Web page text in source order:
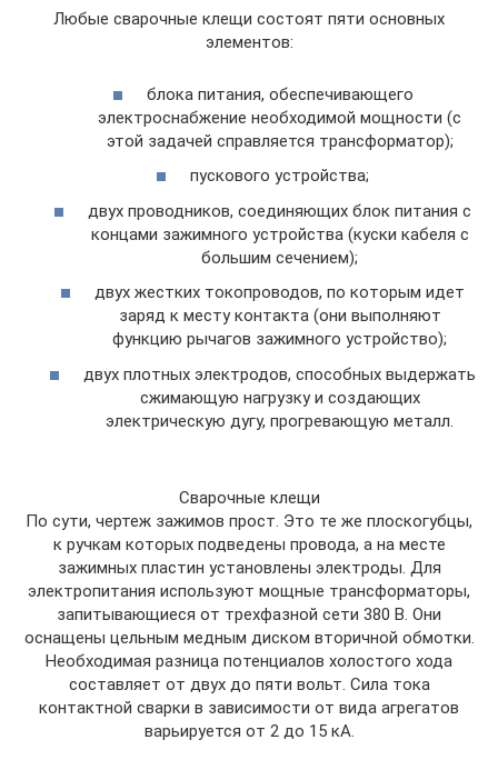
Любые сварочные клещи состоят пяти основных
элементов:
блока питания, обеспечивающего
электроснабжение необходимой мощности (с
этой задачей справляется трансформатор);
пускового устройства;
двух проводников, соединяющих блок питания с
концами зажимного устройства (куски кабеля с
большим сечением);
двух жестких токопроводов, по которым идет
заряд к месту контакта (они выполняют
функцию рычагов зажимного устройство);
двух плотных электродов, способных выдержать
сжимающую нагрузку и создающих
электрическую дугу, прогревающую металл.
Сварочные клещи
По сути, чертеж зажимов прост. Это те же плоскогубцы,
к ручкам которых подведены провода, а на месте
зажимных пластин установлены электроды. Для
электропитания используют мощные трансформаторы,
запитывающиеся от трехфазной сети 380 В. Они
оснащены цельным медным диском вторичной обмотки.
Необходимая разница потенциалов холостого хода
составляет от двух до пяти вольт. Сила тока
контактной сварки в зависимости от вида агрегатов
варьируется от 2 до 15 кА.